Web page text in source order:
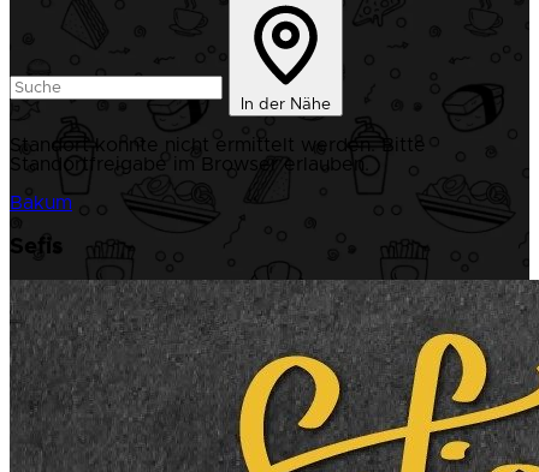
In der Nähe
Standort konnte nicht ermittelt werden. Bitte
Standortfreigabe im Browser erlauben.
Bakum
Sefis